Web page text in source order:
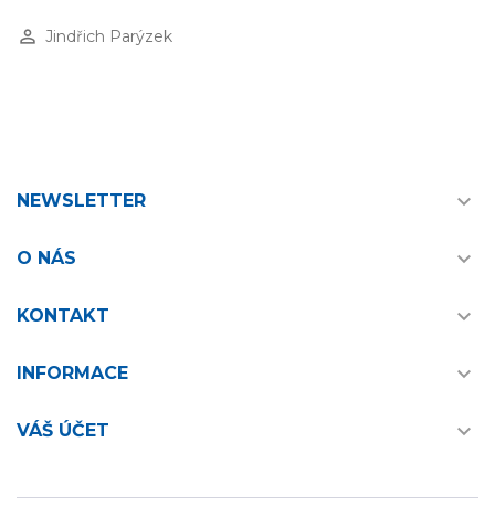
perm_identity Jindřich Parýzek
NEWSLETTER 
O NÁS 
KONTAKT 
INFORMACE 
VÁŠ ÚČET 